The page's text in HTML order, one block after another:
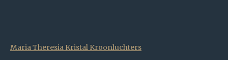
Maria Theresia Kristal Kroonluchters